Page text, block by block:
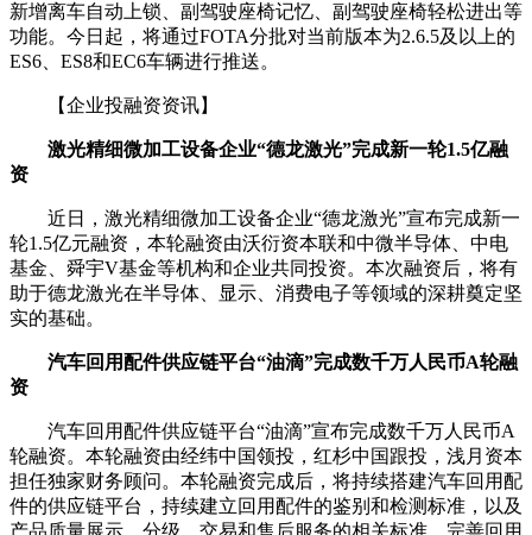
新增离车自动上锁、副驾驶座椅记忆、副驾驶座椅轻松进出等
功能。今日起，将通过FOTA分批对当前版本为2.6.5及以上的
ES6、ES8和EC6车辆进行推送。
【企业投融资资讯】
激光精细微加工设备企业“德龙激光”完成新一轮1.5亿融
资
近日，激光精细微加工设备企业“德龙激光”宣布完成新一
轮1.5亿元融资，本轮融资由沃衍资本联和中微半导体、中电
基金、舜宇V基金等机构和企业共同投资。本次融资后，将有
助于德龙激光在半导体、显示、消费电子等领域的深耕奠定坚
实的基础。
汽车回用配件供应链平台“油滴”完成数千万人民币A轮融
资
汽车回用配件供应链平台“油滴”宣布完成数千万人民币A
轮融资。本轮融资由经纬中国领投，红杉中国跟投，浅月资本
担任独家财务顾问。本轮融资完成后，将持续搭建汽车回用配
件的供应链平台，持续建立回用配件的鉴别和检测标准，以及